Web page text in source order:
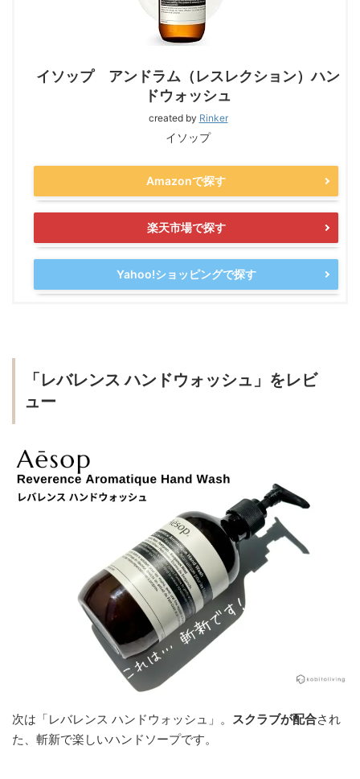
イソップ アンドラム（レスレクション）ハン
ドウォッシュ
created by Rinker
イソップ
Amazonで探す
楽天市場で探す
Yahoo!ショッピングで探す
「レバレンス ハンドウォッシュ」をレビ
ュー
次は「レバレンス ハンドウォッシュ」。 スクラブが配合され
た、斬新で楽しいハンドソープです。